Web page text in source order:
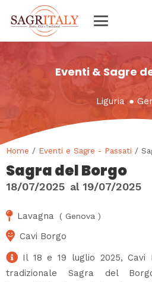
Eventi & Sagre
Liguria ●
Home / Eventi e Sagre - Passati /
Sagra del Borgo
18/07/2025 al 19/07/2025
Lavagna ( Genova )
Cavi Borgo
Il 18 e 19 luglio 2025,
tradizionale Sagra del